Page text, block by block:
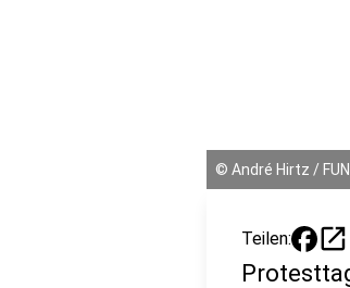
© André Hirtz /
Teilen: open_in_new